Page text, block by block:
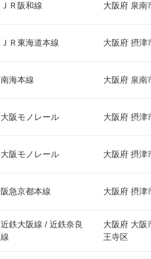
ＪＲ阪和線 大阪府 泉南
ＪＲ東海道本線 大阪府 摂津
南海本線 大阪府 泉南
大阪モノレール 大阪府 摂津
大阪モノレール 大阪府 摂津
阪急京都本線 大阪府 摂津
近鉄大阪線 / 近鉄奈良
線
大阪府 大阪
王寺区